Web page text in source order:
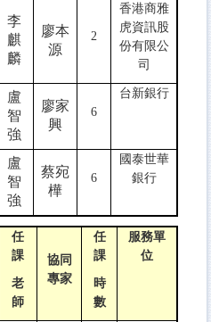
李
麒
麟
廖本
源
2
香港商雅
虎資訊股
份有限公
司
盧
智
強
廖家
興
6
台新銀行
盧
智
強
蔡宛
樺
6
國泰世華
銀行
任
課
老
師
協同
專家
任
課
時
數
服務單
位